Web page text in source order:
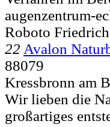
augenzentrum-
Roboto
22 Avalon
88079
Kressbronn am
Wir lieben die
großartiges